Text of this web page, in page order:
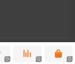
0 0 0